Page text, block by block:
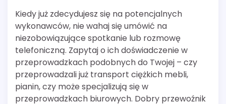
Kiedy już zdecydujesz się na potencjalnych
wykonawców, nie wahaj się umówić na
niezobowiązujące spotkanie lub rozmowę
telefoniczną. Zapytaj o ich doświadczenie w
przeprowadzkach podobnych do Twojej – czy
przeprowadzali już transport ciężkich mebli,
pianin, czy może specjalizują się w
przeprowadzkach biurowych. Dobry przewoźnik